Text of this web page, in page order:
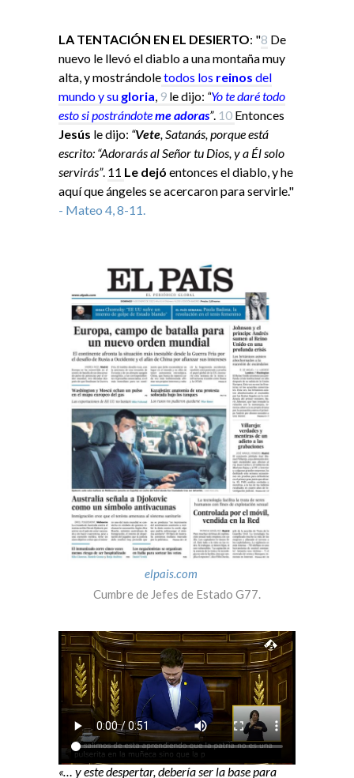
LA TENTACIÓN EN EL DESIERTO: "8 De
nuevo le llevó el diablo a una montaña muy
alta, y mostrándoletodos los reinos del
mundo y su gloria 9 le dijo: “Yote daré todo
esto sipostrándoteme adoras”. 10 Entonces
Jesús le dijo: “Vete , Satanás, porque está
escrito: “Adorarás al Señor tu Dios, y a Él solo
servirás”. 11 Le dejó entonces el diablo, y he
aquí que ángeles se acercaron para servirle."
- Mateo 4, 8-11.
elpais.com
Cumbre de Jefes de Estado G77.
«… y este despertar, debería ser la base para